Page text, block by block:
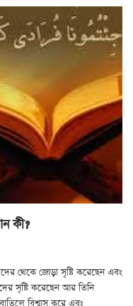
কী?
থেকে জোড়া সৃষ্টি করেছেন এবং
সৃষ্টি করেছেন আর তিনি